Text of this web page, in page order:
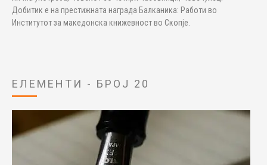
Добитик е на престижната награда Балканика: Работи во
Институтот за македонска книжевност во Скопје.
ЕЛЕМЕНТИ - БРОЈ 20